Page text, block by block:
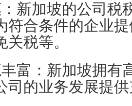
新加坡的公司税
符合条件的企业
税等。
富：新加坡拥有
司的业务发展提